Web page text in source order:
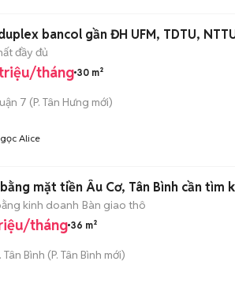
bancol gần ĐH UFM, TDTU,
đầy đủ
tháng 30 m²
7 (P. Tân Hưng mới)
Alice
mặt tiền Âu Cơ, Tân Bình cần tìm
kinh doanh Bàn giao thô
tháng 36 m²
Tân Bình (P. Tân Bình mới)